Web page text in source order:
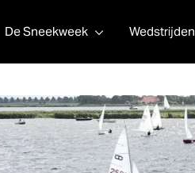
DeSneekweek Wedstrijden